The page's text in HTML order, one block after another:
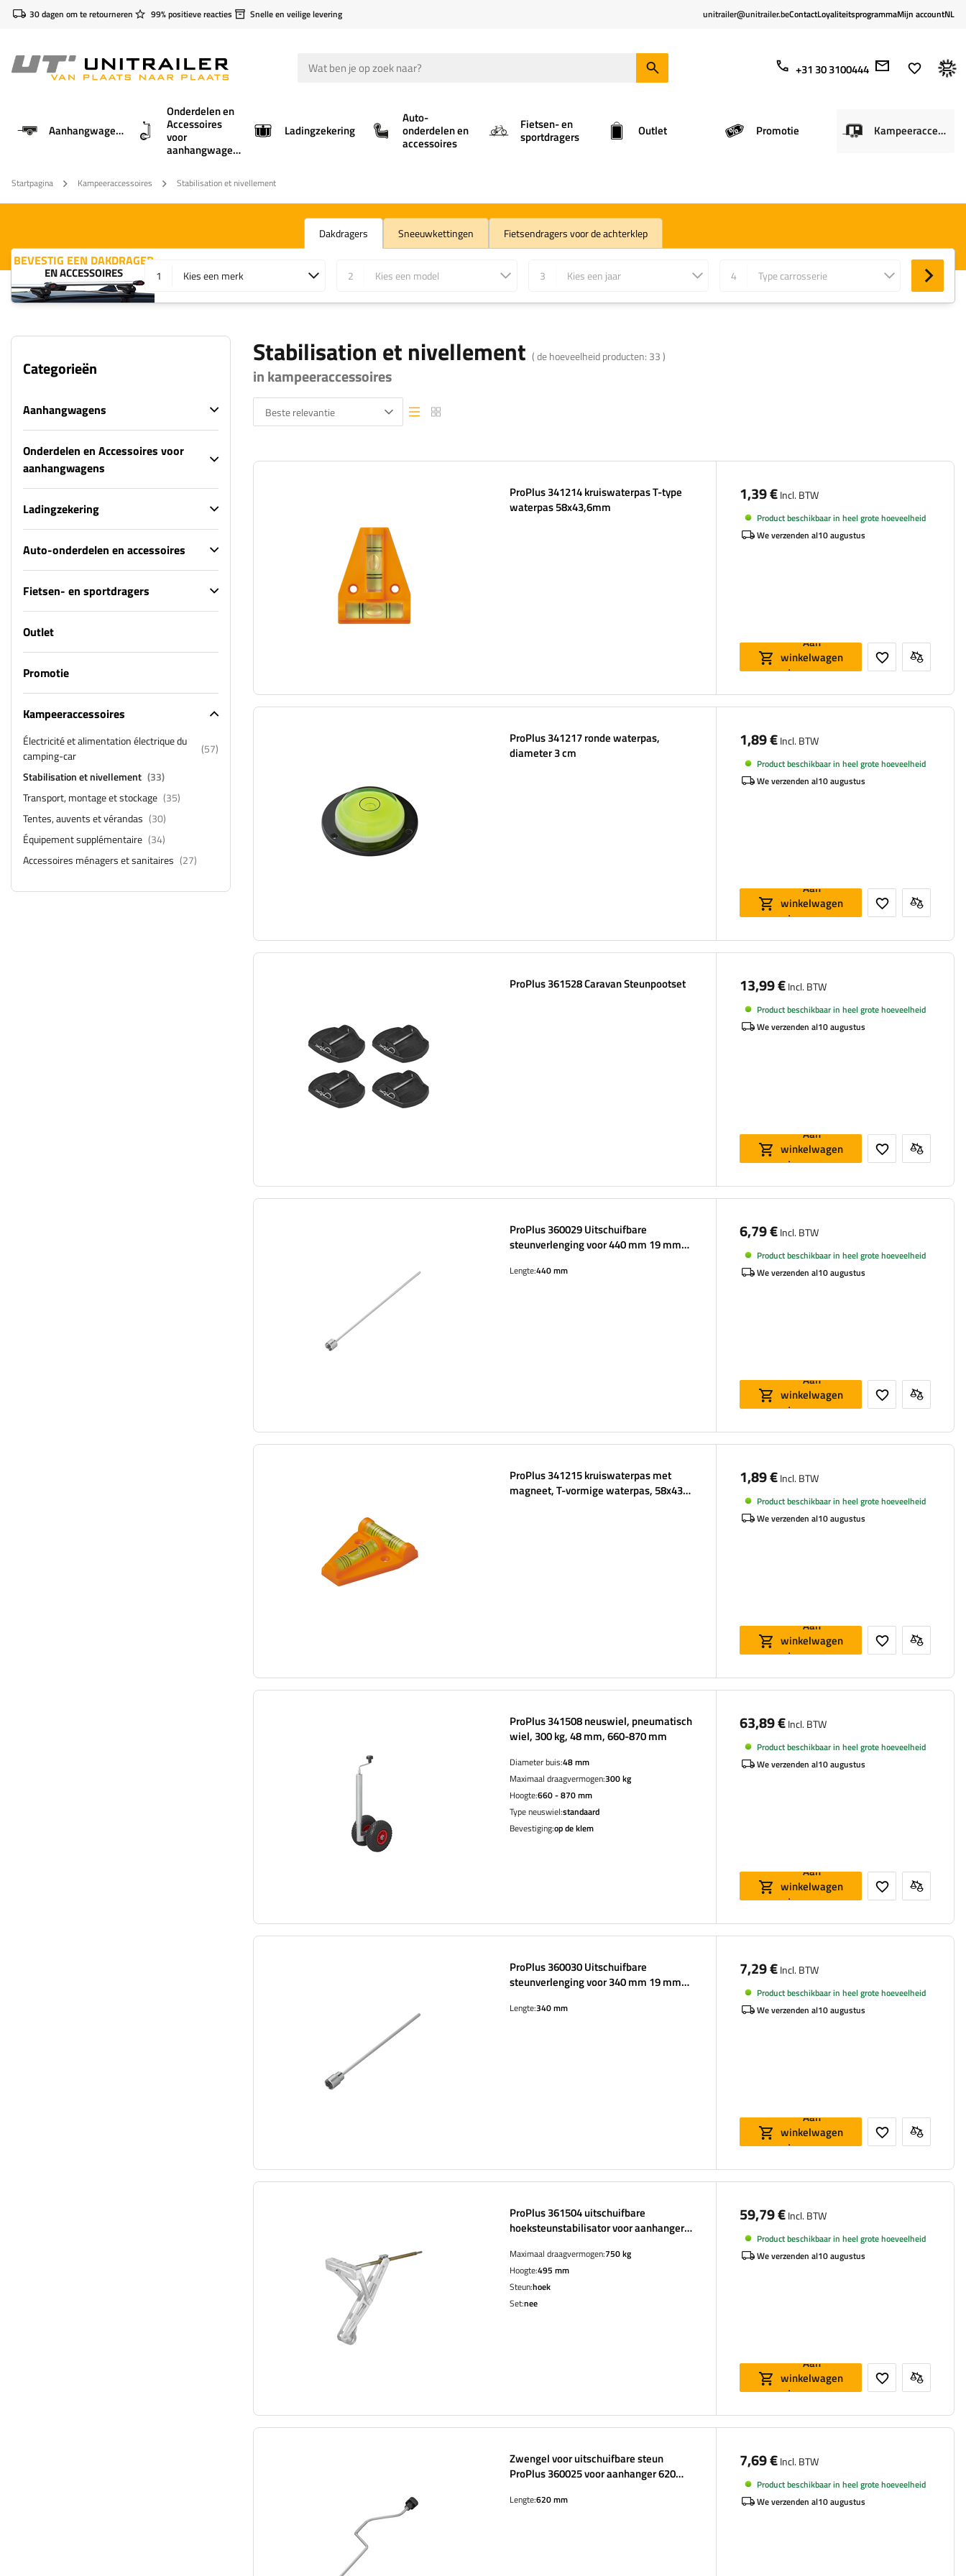
30 dagen om te retourneren 99% positieve reacties Snelle en veilige levering unitrailer@unitrailer.beContactLoyaliteitsprogrammaMijn accountNL
+31 30 3100444
Aanhangwagens
Onderdelen en
Accessoires
voor
aanhangwagens
Ladingzekering
Auto-
onderdelen en
accessoires
Fietsen- en
sportdragers Outlet Promotie Kampeeraccessoires
Startpagina Kampeeraccessoires Stabilisation et nivellement
Dakdragers Sneeuwkettingen Fietsendragers voor de achterklep
BEVESTIG EEN DAKDRAGER
EN ACCESSOIRES 1 Kies een merk 2 Kies een model 3 Kies een jaar 4 Type carrosserie
Categorieën
Aanhangwagens
Onderdelen en Accessoires voor
aanhangwagens
Ladingzekering
Auto-onderdelen en accessoires
Fietsen- en sportdragers
Outlet
Promotie
Kampeeraccessoires
Électricité et alimentation électrique du
camping-car
(57)
Stabilisation et nivellement (33)
Transport, montage et stockage (35)
Tentes, auvents et vérandas (30)
Équipement supplémentaire (34)
Accessoires ménagers et sanitaires (27)
Stabilisation et nivellement ( de hoeveelheid producten: 33)
in kampeeraccessoires
Beste relevantie Lijstweergave
Lijstweergave
ProPlus 341214 kruiswaterpas T-type
waterpas 58x43,6mm
1,39 €Incl. BTW
Product beschikbaar in heel grote hoeveelheid
We verzenden al10 augustus
Aan
winkelwagen
toevoegen
ProPlus 341217 ronde waterpas,
diameter 3 cm
1,89 €Incl. BTW
Product beschikbaar in heel grote hoeveelheid
We verzenden al10 augustus
Aan
winkelwagen
toevoegen
ProPlus 361528 Caravan Steunpootset 13,99 €Incl. BTW
Product beschikbaar in heel grote hoeveelheid
We verzenden al10 augustus
Aan
winkelwagen
toevoegen
ProPlus 360029 Uitschuifbare
steunverlenging voor 440 mm 19 mm
Lengte:440 mm
6,79 €Incl. BTW
Product beschikbaar in heel grote hoeveelheid
We verzenden al10 augustus
Aan
winkelwagen
toevoegen
ProPlus 341215 kruiswaterpas met
magneet, T-vormige waterpas, 58x43,6
1,89 €Incl. BTW
Product beschikbaar in heel grote hoeveelheid
We verzenden al10 augustus
Aan
winkelwagen
toevoegen
ProPlus 341508 neuswiel, pneumatisch
wiel, 300 kg, 48 mm, 660-870 mm
Diameter buis:48 mm
Maximaal draagvermogen:300 kg
Hoogte:660 - 870 mm
Type neuswiel:standaard
Bevestiging:op de klem
63,89 €Incl. BTW
Product beschikbaar in heel grote hoeveelheid
We verzenden al10 augustus
Aan
winkelwagen
toevoegen
ProPlus 360030 Uitschuifbare
steunverlenging voor 340 mm 19 mm
Lengte:340 mm
7,29 €Incl. BTW
Product beschikbaar in heel grote hoeveelheid
We verzenden al10 augustus
Aan
winkelwagen
toevoegen
ProPlus 361504 uitschuifbare
hoeksteunstabilisator voor aanhanger
Maximaal draagvermogen:750 kg
Hoogte:495 mm
Steun:hoek
Set:nee
59,79 €Incl. BTW
Product beschikbaar in heel grote hoeveelheid
We verzenden al10 augustus
Aan
winkelwagen
toevoegen
Zwengel voor uitschuifbare steun
ProPlus 360025 voor aanhanger 620
Lengte:620 mm
7,69 €Incl. BTW
Product beschikbaar in heel grote hoeveelheid
We verzenden al10 augustus